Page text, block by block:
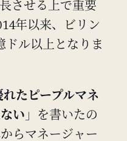
させる上で重要
年以来、ビリン
ドル以上となりま
れたピープルマネ
い 」を書いたの
らマネージャー